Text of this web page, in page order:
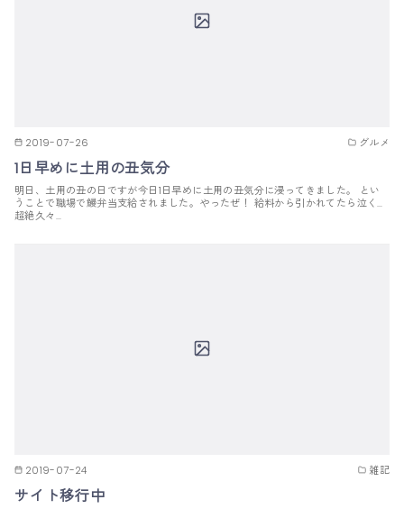
2019-07-26 グルメ
1日早めに土用の丑気分
明日、土用の丑の日ですが今日1日早めに土用の丑気分に浸ってきました。 とい
うことで職場で鰻弁当支給されました。やったぜ！ 給料から引かれてたら泣く…
超絶久々…
2019-07-24 雑記
サイト移行中